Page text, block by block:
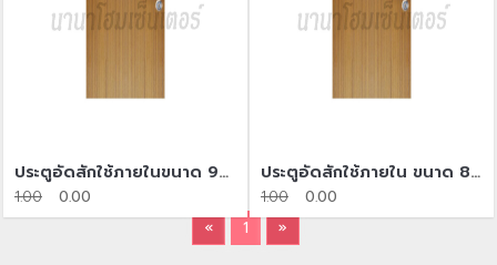
ประตูอัดสักใช้ภายในขนาด 90*200
1.00 0.00
ประตูอัดสักใช้ภายใน​ ขนาด 80*200
1.00
0.00
«
1 »